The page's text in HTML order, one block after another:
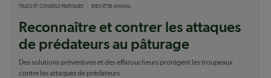
TRUCS ET CONSEILS PRATIQUES BIEN-ÊTRE ANIMAL
Reconnaître et contrer les attaques
de prédateurs au pâturage
Des solutions préventives et des effaroucheurs protègent les troupeaux
contre les attaques de prédateurs.